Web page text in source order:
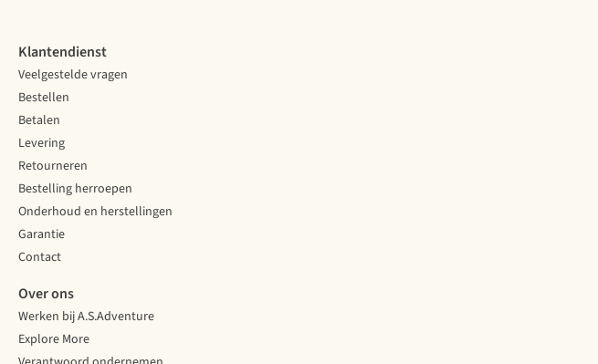
Klantendienst
Veelgestelde vragen
Bestellen
Betalen
Levering
Retourneren
Bestelling herroepen
Onderhoud en herstellingen
Garantie
Contact
Over ons
Werken bij A.S.Adventure
Explore More